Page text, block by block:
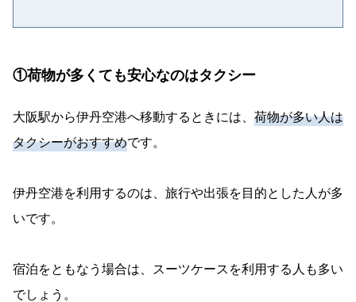
①荷物が多くても安心なのはタクシー
大阪駅から伊丹空港へ移動するときには、 荷物が多い人は
タクシーがおすすめです。
伊丹空港を利用するのは、旅行や出張を目的とした人が多
いです。
宿泊をともなう場合は、スーツケースを利用する人も多い
でしょう。